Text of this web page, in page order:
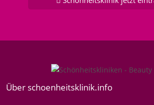
Über schoenheitsklinik.info